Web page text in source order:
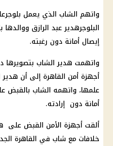
واتهم الشاب الذي يعمل
البلوجرهدير عبد الرازق
إيصال أمانة دون رغبته.
واتهمت هدير الشاب بتصويرها
أجهزة أمن القاهرة إلى أن
علمها، واتهمه الشاب بالقبض
أمانة دون إرادته.
ألقت أجهزة الأمن القبض على
خلافات مع شاب في القاهرة